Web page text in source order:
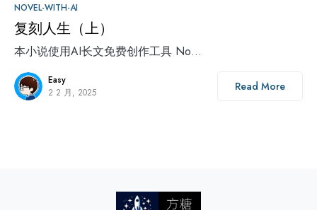
NOVEL-WITH-AI
复刻人生（上）
本小说使用AI长文免费创作工具 No…
Easy
2 2 月, 2025
Read More